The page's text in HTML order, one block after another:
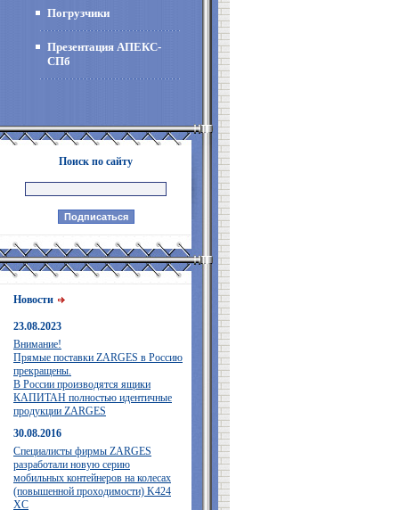
Погрузчики
Презентация АПЕКС-
СПб
Поиск по сайту
Новости
23.08.2023
Внимание!
Прямые поставки ZARGES в Россию
прекращены.
В России производятся ящики
КАПИТАН полностью идентичные
продукции ZARGES
30.08.2016
Специалисты фирмы ZARGES
разработали новую серию
мобильных контейнеров на колесах
(повышенной проходимости) K424
XC